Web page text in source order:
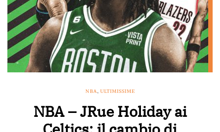
NBA, ULTIMISSIME
NBA – JRue Holiday ai